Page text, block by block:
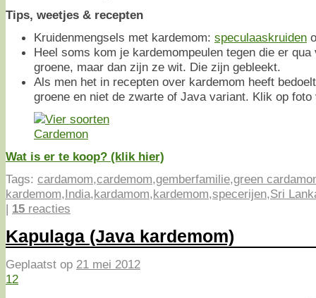
Tips, weetjes & recepten
Kruidenmengsels met kardemom: speculaaskruiden
Heel soms kom je kardemompeulen tegen die er
groene, maar dan zijn ze wit. Die zijn gebleekt.
Als men het in recepten over kardemom heeft
groene en niet de zwarte of Java variant. Klik op
Wat is er te koop? (klik hier)
Tags: cardamom,cardemom,gemberfamilie,green
kardemom,India,kardamom,kardemom,specerijen,Sri
| 15 reacties
Kapulaga (Java kardemom)
Geplaatst op 21 mei 2012
12